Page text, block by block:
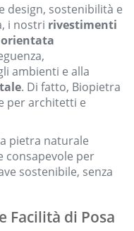
design, sostenibilità e
i nostri rivestimenti
ambienti e alla
. Di fatto, Biopietra
per architetti e
pietra naturale
consapevole per
sostenibile, senza
Facilità di Posa